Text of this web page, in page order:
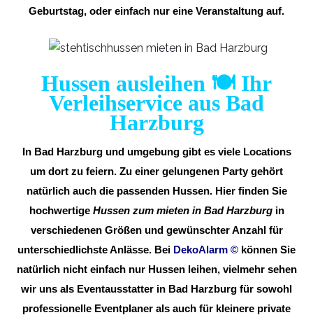
Geburtstag, oder einfach nur eine Veranstaltung auf.
Hussen ausleihen 🍽️ Ihr
Verleihservice aus Bad
Harzburg
In Bad Harzburg und umgebung gibt es viele Locations
um dort zu feiern. Zu einer gelungenen Party gehört
natürlich auch die passenden Hussen. Hier finden Sie
hochwertige Hussen zum mieten in Bad Harzburgin
verschiedenen Größen und gewünschter Anzahl für
unterschiedlichste Anlässe. Bei DekoAlarm © können Sie
natürlich nicht einfach nur Hussen leihen, vielmehr sehen
wir uns als Eventausstatter in Bad Harzburg für sowohl
professionelle Eventplaner als auch für kleinere private